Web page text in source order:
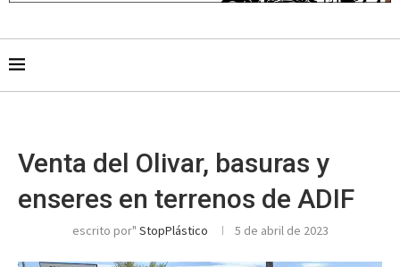
Venta del Olivar, basuras y
enseres en terrenos de ADIF
escrito por" StopPlástico 5 de abril de 2023